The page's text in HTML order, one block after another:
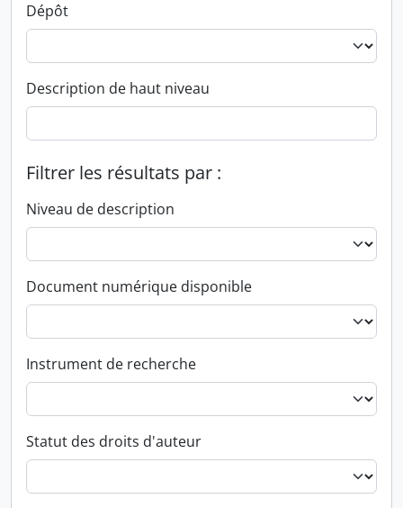
Dépôt
Description de haut niveau
Filtrer les résultats par :
Niveau de description
Document numérique disponible
Instrument de recherche
Statut des droits d'auteur